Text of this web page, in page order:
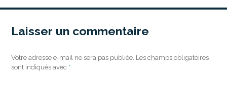
Laisser un commentaire
Votre adresse e-mail ne sera pas publiée. Les champs obligatoires
sont indiqués avec *